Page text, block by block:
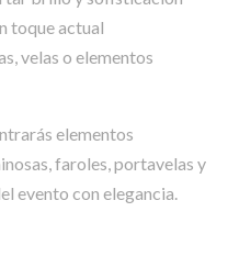
toque actual
velas o elementos
elementos
faroles, portavelas y
evento con elegancia.